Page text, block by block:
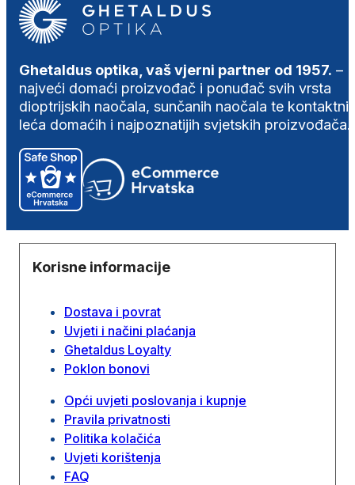
Ghetaldus optika, vaš vjerni partner od 1957. –
najveći domaći proizvođač i ponuđač svih vrsta
dioptrijskih naočala, sunčanih naočala te
leća domaćih i najpoznatijih svjetskih proizvođača.
Korisne informacije
Dostava i povrat
Uvjeti i načini plaćanja
Ghetaldus Loyalty
Poklon bonovi
Opći uvjeti poslovanja i kupnje
Pravila privatnosti
Politika kolačića
Uvjeti korištenja
FAQ